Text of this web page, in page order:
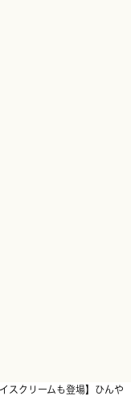
スクリームも登場】ひんや